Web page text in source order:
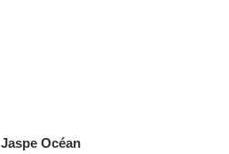
Jaspe Océan